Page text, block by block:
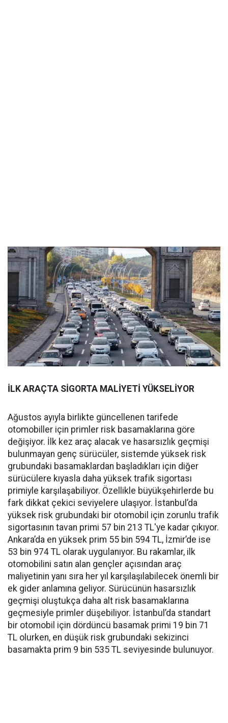
İLK ARAÇTA SİGORTA MALİYETİ YÜKSELİYOR
Ağustos ayıyla birlikte güncellenen tarifede
otomobiller için primler risk basamaklarına göre
değişiyor. İlk kez araç alacak ve hasarsızlık geçmişi
bulunmayan genç sürücüler, sistemde yüksek risk
grubundaki basamaklardan başladıkları için diğer
sürücülere kıyasla daha yüksek trafik sigortası
primiyle karşılaşabiliyor. Özellikle büyükşehirlerde bu
fark dikkat çekici seviyelere ulaşıyor. İstanbul’da
yüksek risk grubundaki bir otomobil için zorunlu trafik
sigortasının tavan primi 57 bin 213 TL'ye kadar çıkıyor.
Ankara’da en yüksek prim 55 bin 594 TL, İzmir’de ise
53 bin 974 TL olarak uygulanıyor. Bu rakamlar, ilk
otomobilini satın alan gençler açısından araç
maliyetinin yanı sıra her yıl karşılaşılabilecek önemli bir
ek gider anlamına geliyor. Sürücünün hasarsızlık
geçmişi oluştukça daha alt risk basamaklarına
geçmesiyle primler düşebiliyor. İstanbul’da standart
bir otomobil için dördüncü basamak primi 19 bin 71
TL olurken, en düşük risk grubundaki sekizinci
basamakta prim 9 bin 535 TL seviyesinde bulunuyor.